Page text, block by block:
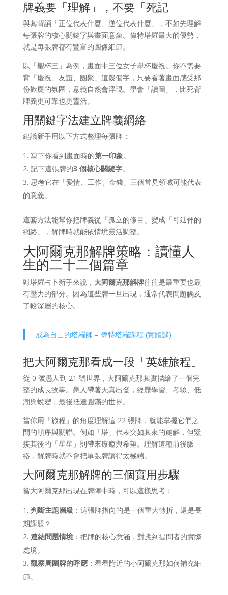
牌義要「理解」，不要「死記」
與其背誦「正位代表什麼、逆位代表什麼」，不如先理解
每張牌的核心關鍵字與畫面意象。偉特塔羅最大的優勢，
就是每張牌都有豐富的圖像細節。
以「聖杯三」為例，畫面中三位女子舉杯慶祝。你不需要
背「慶祝、友誼、團聚」這幾個字，只要看著畫面感受那
份歡慶的氛圍，意義自然會浮現。學會「讀圖」，比死背
牌義更可靠也更靈活。
用關鍵字法建立牌義網絡
建議新手用以下方式整理每張牌：
寫下你看到畫面時的第一印象。
記下這張牌的3 個核心關鍵字。
思考它在「愛情、工作、金錢」三個常見領域可能代表
的意義。
這套方法能幫你把牌義從「孤立的條目」變成「可延伸的
網絡」，解牌時就能依情境靈活調整。
大阿爾克那解牌策略：讀懂人
生的二十二個篇章
對塔羅占卜新手來說， 大阿爾克那解牌往往是最重要也最
有壓力的部分。因為這些牌一旦出現，通常代表問題觸及
了較深層的核心。
成為自己的塔羅師 – 偉特塔羅課程 (實體課)
把大阿爾克那看成一段「英雄旅程」
從 0 號愚人到 21 號世界，大阿爾克那其實描繪了一個完
整的成長故事。愚人帶著天真出發，經歷學習、考驗、低
潮與蛻變，最後抵達圓滿的世界。
當你用「旅程」的角度理解這 22 張牌，就能掌握它們之
間的順序與關聯。例如「塔」代表突如其來的崩解，但緊
接其後的「星星」則帶來療癒與希望。理解這種前後脈
絡，解牌時就不會把單張牌讀得太極端。
大阿爾克那解牌的三個實用步驟
當大阿爾克那出現在牌陣中時，可以這樣思考：
判斷主題層級 ：這張牌指向的是一個重大轉折，還是長
期課題？
連結問題情境：把牌的核心意涵，對應到提問者的實際
處境。
觀察周圍牌的呼應：看看附近的小阿爾克那如何補充細
節。